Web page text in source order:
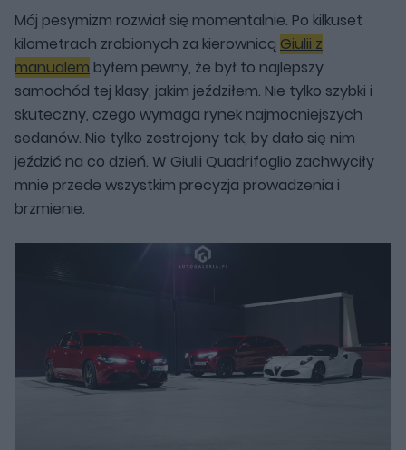
Mój pesymizm rozwiał się momentalnie. Po kilkuset
kilometrach zrobionych za kierownicą Giulii z
manualem byłem pewny, że był to najlepszy
samochód tej klasy, jakim jeździłem. Nie tylko szybki i
skuteczny, czego wymaga rynek najmocniejszych
sedanów. Nie tylko zestrojony tak, by dało się nim
jeździć na co dzień. W Giulii Quadrifoglio zachwyciły
mnie przede wszystkim precyzja prowadzenia i
brzmienie.